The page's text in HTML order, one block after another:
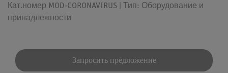
Кат.номер MOD-CORONAVIRUS | Тип: Оборудование и
принадлежности
Запросить предложение